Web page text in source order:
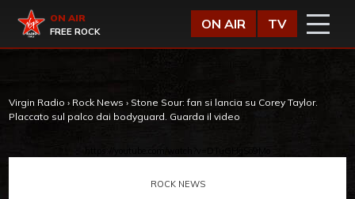
Virgin Radio
ON AIR
FREE ROCK
ON AIR TV
Virgin Radio › Rock News › Stone Sour: fan si lancia su Corey Taylor.
Placcato sul palco dai bodyguard. Guarda il video
ROCK NEWS